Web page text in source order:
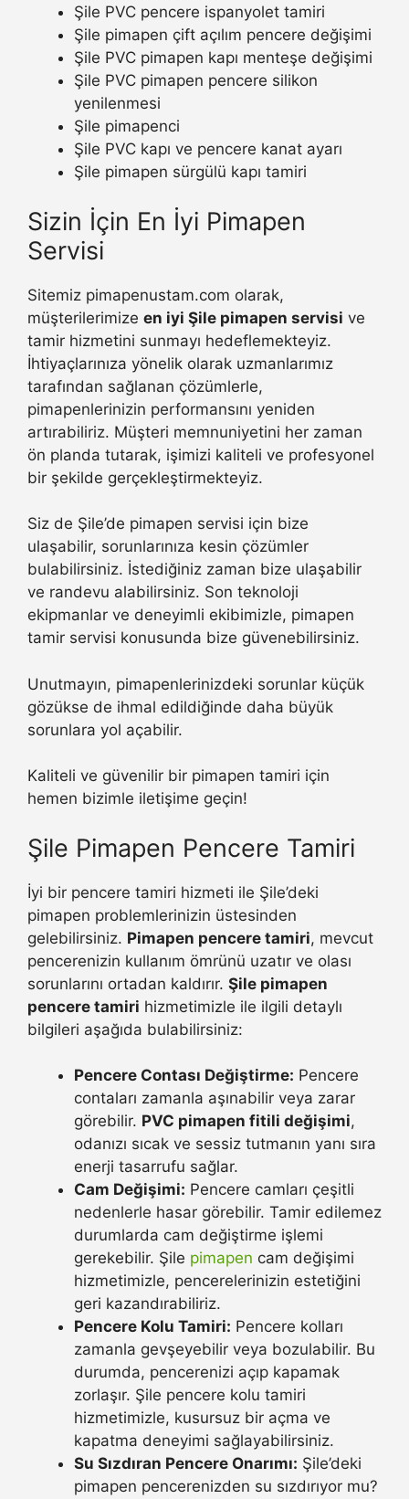
Şile PVC pencere ispanyolet tamiri
Şile pimapen çift açılım pencere değişimi
Şile PVC pimapen kapı menteşe değişimi
Şile PVC pimapen pencere silikon
yenilenmesi
Şile pimapenci
Şile PVC kapı ve pencere kanat ayarı
Şile pimapen sürgülü kapı tamiri
Sizin İçin En İyi Pimapen
Servisi
Sitemiz pimapenustam.com olarak,
müşterilerimize en iyi Şile pimapen servisi ve
tamir hizmetini sunmayı hedeflemekteyiz.
İhtiyaçlarınıza yönelik olarak uzmanlarımız
tarafından sağlanan çözümlerle,
pimapenlerinizin performansını yeniden
artırabiliriz. Müşteri memnuniyetini her zaman
ön planda tutarak, işimizi kaliteli ve profesyonel
bir şekilde gerçekleştirmekteyiz.
Siz de Şile’de pimapen servisi için bize
ulaşabilir, sorunlarınıza kesin çözümler
bulabilirsiniz. İstediğiniz zaman bize ulaşabilir
ve randevu alabilirsiniz. Son teknoloji
ekipmanlar ve deneyimli ekibimizle, pimapen
tamir servisi konusunda bize güvenebilirsiniz.
Unutmayın, pimapenlerinizdeki sorunlar küçük
gözükse de ihmal edildiğinde daha büyük
sorunlara yol açabilir.
Kaliteli ve güvenilir bir pimapen tamiri için
hemen bizimle iletişime geçin!
Şile Pimapen Pencere Tamiri
İyi bir pencere tamiri hizmeti ile Şile’deki
pimapen problemlerinizin üstesinden
gelebilirsiniz. Pimapen pencere tamiri, mevcut
pencerenizin kullanım ömrünü uzatır ve olası
sorunlarını ortadan kaldırır. Şile pimapen
pencere tamiri hizmetimizle ile ilgili detaylı
bilgileri aşağıda bulabilirsiniz:
Pencere Contası Değiştirme: Pencere
contaları zamanla aşınabilir veya zarar
görebilir. PVC pimapen fitili değişimi,
odanızı sıcak ve sessiz tutmanın yanı sıra
enerji tasarrufu sağlar.
Cam Değişimi: Pencere camları çeşitli
nedenlerle hasar görebilir. Tamir edilemez
durumlarda cam değiştirme işlemi
gerekebilir. Şile pimapen cam değişimi
hizmetimizle, pencerelerinizin estetiğini
geri kazandırabiliriz.
Pencere Kolu Tamiri: Pencere kolları
zamanla gevşeyebilir veya bozulabilir. Bu
durumda, pencerenizi açıp kapamak
zorlaşır. Şile pencere kolu tamiri
hizmetimizle, kusursuz bir açma ve
kapatma deneyimi sağlayabilirsiniz.
Su Sızdıran Pencere Onarımı: Şile’deki
pimapen pencerenizden su sızdırıyor mu?